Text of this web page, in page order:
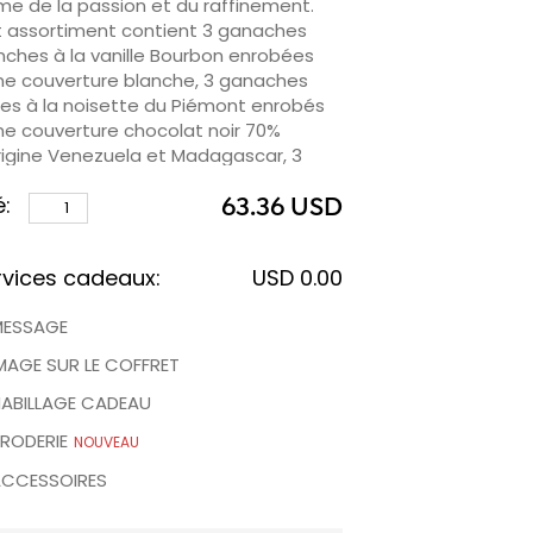
de la passion et du raffinement.
assortiment contient 3 ganaches
à la vanille Bourbon enrobées
couverture blanche, 3 ganaches
à la noisette du Piémont enrobés
couverture chocolat noir 70%
Venezuela et Madagascar, 3
enrobés d’une couverture
au lait 40% origine Côte d’Ivoire
chocolat rouge passion.
de résister, c'est le moment de se
emporter par une expérience
que vous pouvez personnaliser
avec l'image de votre
63.36 USD
cadeaux: USD 0.00
SUR LE COFFRET
CADEAU
NOUVEAU